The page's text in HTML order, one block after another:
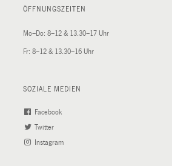
ÖFFNUNGSZEITEN
Mo–Do: 8–12 & 13.30–17 Uhr
Fr: 8–12 & 13.30–16 Uhr
SOZIALE MEDIEN
Facebook
Twitter
Link)
Instagram